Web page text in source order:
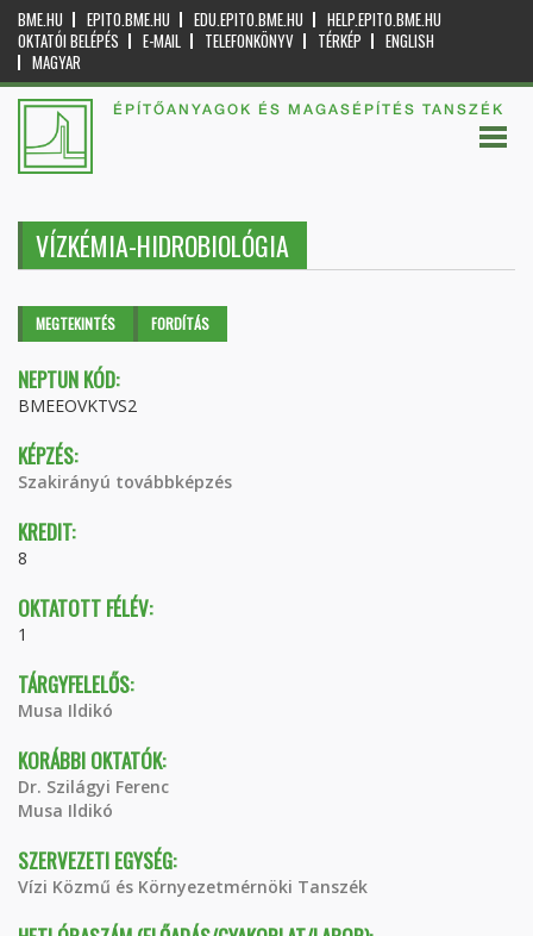
BME.HU EPITO.BME.HU EDU.EPITO.BME.HU
HELP.EPITO.BME.HU
OKTATÓI BELÉPÉS
E-MAIL TELEFONKÖNYV TÉRKÉP
ENGLISH
MAGYAR
ÉPÍTŐANYAGOK ÉS MAGASÉPÍTÉS TANSZÉK
VÍZKÉMIA-HIDROBIOLÓGIA
Elsődleges fülek
MEGTEKINTÉS (AKTÍVFORDÍTÁS
NEPTUN KÓD:
BMEEOVKTVS2
KÉPZÉS:
Szakirányú továbbképzés
KREDIT:
8
OKTATOTT FÉLÉV:
1
TÁRGYFELELŐS:
Musa Ildikó
KORÁBBI OKTATÓK:
Dr. Szilágyi Ferenc
Musa Ildikó
SZERVEZETI EGYSÉG:
Vízi Közmű és Környezetmérnöki Tanszék